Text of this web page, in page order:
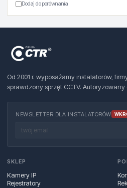
Dodaj do porównania
Od 2001 r. wyposażamy instalatorów,
sprawdzony sprzęt CCTV.
NEWSLETTER DLA INSTALATORÓW
SKLEP
Kamery IP
Rejestratory